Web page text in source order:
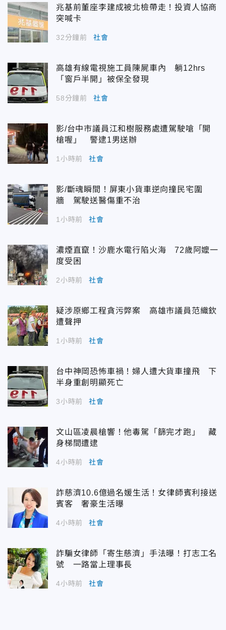
兆基前董座李建成被北檢帶走！投資人協商
突喊卡
32分鐘前 社會
高雄有線電視施工員陳屍車內 躺12hrs
「窗戶半開」被保全發現
58分鐘前 社會
影/台中市議員江和樹服務處遭駕駛嗆「開
槍喔」 警逮1男送辦
1小時前 社會
影/斷魂瞬間！屏東小貨車逆向撞民宅圍
牆 駕駛送醫傷重不治
1小時前 社會
濃煙直竄！沙鹿水電行陷火海 72歲阿嬤一
度受困
2小時前 社會
疑涉原鄉工程貪污弊案 高雄市議員范織欽
遭聲押
1小時前 社會
台中神岡恐怖車禍！婦人遭大貨車撞飛 下
半身重創明顯死亡
3小時前 社會
文山區凌晨槍響！他毒駕「篩完才跑」 藏
身梯間遭逮
4小時前 社會
詐慈濟10.6億過名媛生活！女律師賓利接送
賓客 奢豪生活曝
4小時前 社會
詐騙女律師「寄生慈濟」手法曝！打志工名
號 一路當上理事長
4小時前 社會